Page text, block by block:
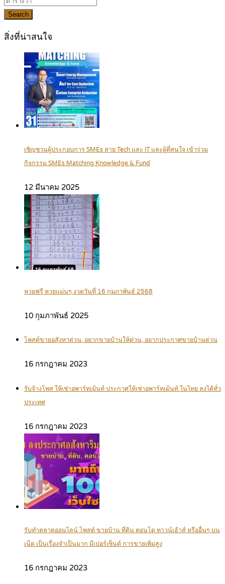
Search
สิ่งที่น่าสนใจ
เชิญชวนผู้ประกอบการ SMEs สาย Tech และ IT และผู้ที่สนใจ เข้าร่วม
กิจกรรม SMEs Matching Knowledge & Fund
12 มีนาคม 2025
หวยฟรี หวยแม่นๆ งวดวันที่ 16 กุมภาพันธ์ 2568
10 กุมภาพันธ์ 2025
โพสต์ขายอสังหาด่วน, อยากขายบ้านให้ด่วน, อยากประกาศขายบ้านด่วน
16 กรกฎาคม 2023
รับจ้างโพส ให้เช่าอพาร์ทเม้นท์ ประกาศให้เช่าอพาร์ทเม้นท์ ในไทย ลงได้ทั่ว
ประเทศ
16 กรกฎาคม 2023
รับทำตลาดออนไลน์ โพสต์ ขายบ้าน ที่ดิน คอนโด ทาวน์เฮ้าส์ หรืออื่นๆ บน
เน็ต เป็นเรื่องจำเป็นมาก มีเปอร์เซ็นต์ การขายเพิ่มสูง
16 กรกฎาคม 2023